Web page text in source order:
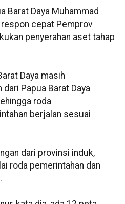
Barat Daya Muhammad
cepat Pemprov
penyerahan aset tahap
Daya masih
Papua Barat Daya
roda
berjalan sesuai
dari provinsi induk,
roda pemerintahan dan